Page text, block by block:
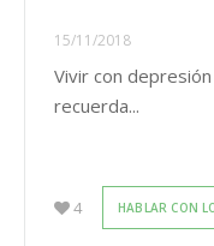
15/11/2018
Vivir con
recuerda...
4 HABLAR CON